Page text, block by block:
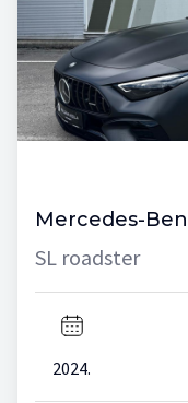
Mercedes-
SL roadster
2024.